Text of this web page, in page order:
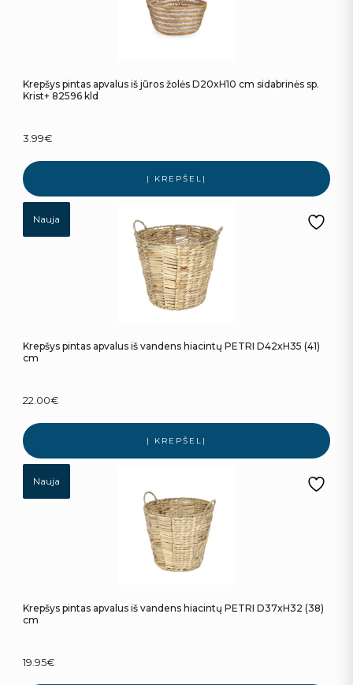
Krepšys pintas apvalus iš jūros žolės D20xH10 cm sidabrinės sp.
Krist+ 82596 kld
3.99€
Į KREPŠELĮ
Nauja
Krepšys pintas apvalus iš vandens hiacintų PETRI D42xH35 (41)
cm
22.00€
Į KREPŠELĮ
Nauja
Krepšys pintas apvalus iš vandens hiacintų PETRI D37xH32 (38)
cm
19.95€